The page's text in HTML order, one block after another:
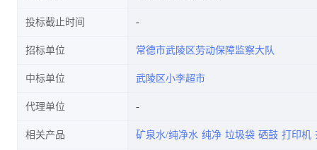
投标截止时间
招标单位 常德市武陵区劳动保障监察大队
中标单位 武陵区小李超市
代理单位
相关产品 矿泉水/纯净水 纯净 垃圾袋 硒鼓 打印机